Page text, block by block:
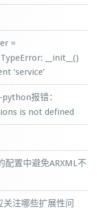
=
__init__()
‘service’
报错：
is not defined
配置中避免ARXML不
注哪些扩展性问